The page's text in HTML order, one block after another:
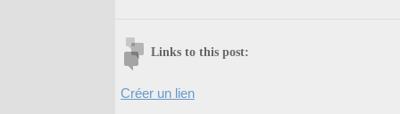
Links to this post:
Créer un lien